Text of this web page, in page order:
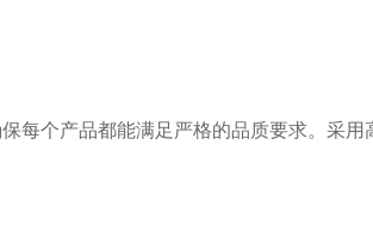
每个产品都能满足严格的品质要求。采